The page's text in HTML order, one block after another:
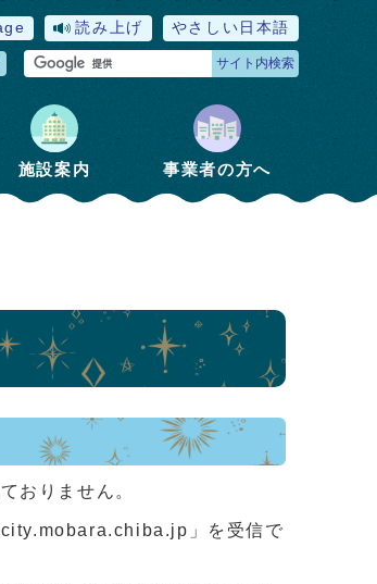
読み上げ やさしい日本語
サイト内検索
施設案内 事業者の方へ
おりません。
」を受信で